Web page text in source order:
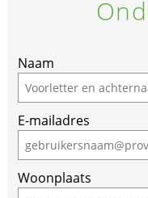
Naam
E-mailadres
Woonplaats